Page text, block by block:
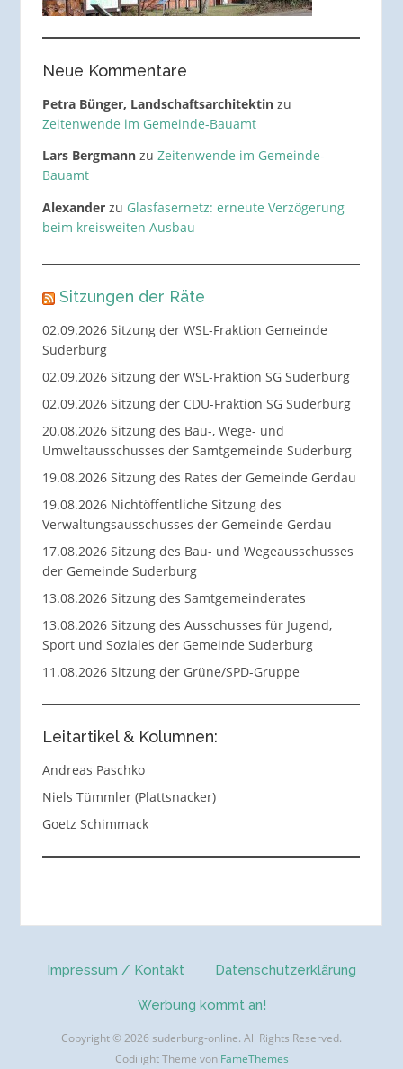
Neue Kommentare
Petra Bünger, Landschaftsarchitektinzu
Zeitenwende im Gemeinde-Bauamt
Lars Bergmannzu Zeitenwende im Gemeinde-
Bauamt
Alexanderzu Glasfasernetz: erneute Verzögerung
beim kreisweiten Ausbau
Sitzungen der Räte
02.09.2026 Sitzung der WSL-Fraktion Gemeinde
Suderburg
02.09.2026 Sitzung der WSL-Fraktion SG Suderburg
02.09.2026 Sitzung der CDU-Fraktion SG Suderburg
20.08.2026 Sitzung des Bau-, Wege- und
Umweltausschusses der Samtgemeinde Suderburg
19.08.2026 Sitzung des Rates der Gemeinde Gerdau
19.08.2026 Nichtöffentliche Sitzung des
Verwaltungsausschusses der Gemeinde Gerdau
17.08.2026 Sitzung des Bau- und Wegeausschusses
der Gemeinde Suderburg
13.08.2026 Sitzung des Samtgemeinderates
13.08.2026 Sitzung des Ausschusses für Jugend,
Sport und Soziales der Gemeinde Suderburg
11.08.2026 Sitzung der Grüne/SPD-Gruppe
Leitartikel & Kolumnen:
Andreas Paschko
Niels Tümmler (Plattsnacker)
Goetz Schimmack
Impressum / Kontakt Datenschutzerklärung
Werbung kommt an!
Copyright © 2026 suderburg-online. All Rights Reserved.
Codilight Theme von FameThemes